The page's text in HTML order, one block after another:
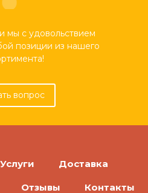
мы с удовольствием
позиции из нашего
вопрос
Услуги Доставка
Отзывы Контакты